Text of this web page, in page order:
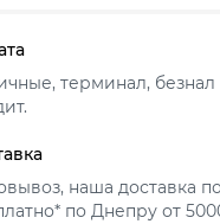
терминал,
наша доставка
по Днепру от